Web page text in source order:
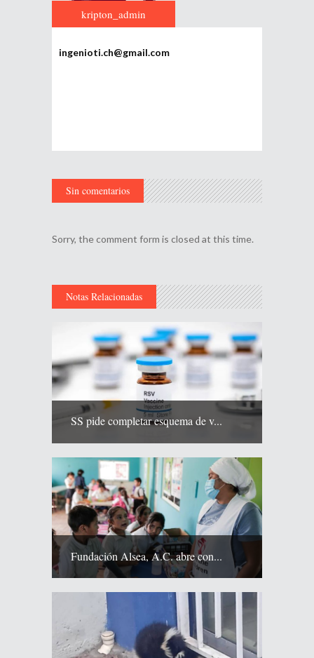
kripton_admin
ingenioti.ch@gmail.com
Sin comentarios
Sorry, the comment form is closed at this time.
Notas Relacionadas
SS pide completar esquema de v...
Fundación Alsea, A.C. abre con...